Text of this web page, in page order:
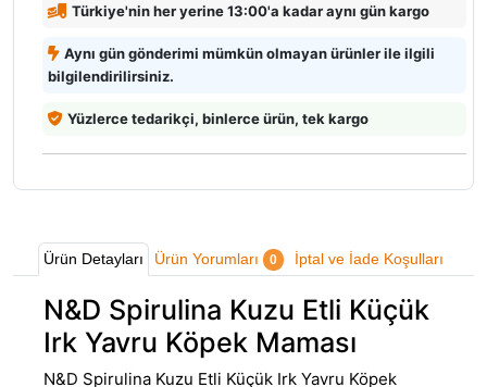
Türkiye'nin her yerine 13:00'a kadar aynı gün kargo
Aynı gün gönderimi mümkün olmayan ürünler ile ilgili
bilgilendirilirsiniz.
Yüzlerce tedarikçi, binlerce ürün, tek kargo
Ürün Detayları Ürün Yorumları 0 İptal ve İade Koşulları
N&D Spirulina Kuzu Etli Küçük
Irk Yavru Köpek Maması
N&D Spirulina Kuzu Etli Küçük Irk Yavru Köpek